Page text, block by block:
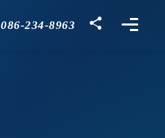
086-234-8963